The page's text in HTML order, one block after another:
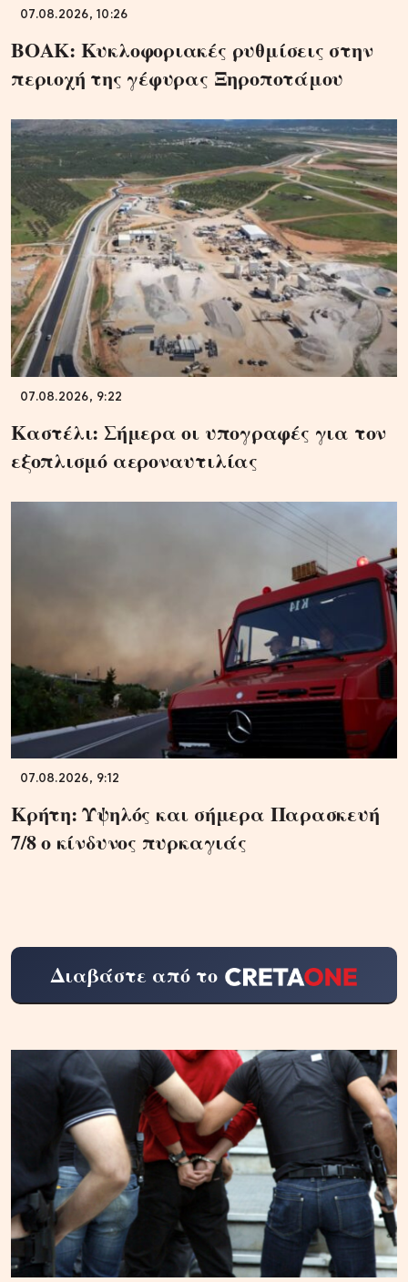
07.08.2026, 10:26
ΒΟΑΚ: Κυκλοφοριακές ρυθμίσεις στην
περιοχή της γέφυρας Ξηροποτάμου
07.08.2026, 9:22
Καστέλι: Σήμερα οι υπογραφές για τον
εξοπλισμό αεροναυτιλίας
07.08.2026, 9:12
Κρήτη: Υψηλός και σήμερα Παρασκευή
7/8 ο κίνδυνος πυρκαγιάς
Διαβάστε από το